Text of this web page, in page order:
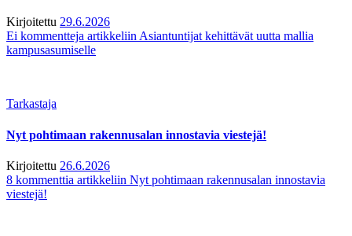
Kirjoitettu 29.6.2026
Ei kommentteja artikkeliin Asiantuntijat kehittävät uutta mallia
kampusasumiselle
Tarkastaja
Nyt pohtimaan rakennusalan innostavia viestejä!
Kirjoitettu 26.6.2026
8 kommenttia artikkeliin Nyt pohtimaan rakennusalan innostavia
viestejä!